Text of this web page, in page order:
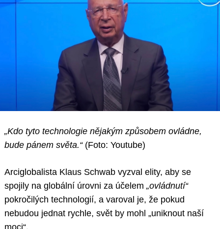
„Kdo tyto technologie nějakým způsobem ovládne,
bude pánem světa.“(Foto: Youtube)
Arciglobalista Klaus Schwab vyzval elity, aby se
spojily na globální úrovni za účelem „ovládnutí“
pokročilých technologií, a varoval je, že pokud
nebudou jednat rychle, svět by mohl „uniknout naší
moci“.